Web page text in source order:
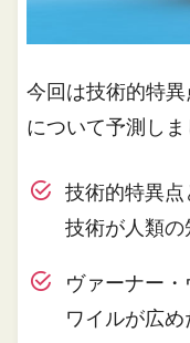
今回は技術的特
について予測しま
技術的特異
技術が人類
ヴァーナー
ワイルが広め